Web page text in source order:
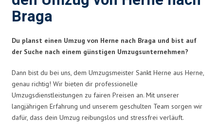
Braga
Du planst einen Umzug von Herne nach Braga und bist auf
der Suche nach einem günstigen Umzugsunternehmen?
Dann bist du bei uns, dem Umzugsmeister Sankt Herne aus Herne,
genau richtig! Wir bieten dir professionelle
Umzugsdienstleistungen zu fairen Preisen an. Mit unserer
langjährigen Erfahrung und unserem geschulten Team sorgen wir
dafür, dass dein Umzug reibungslos und stressfrei verläuft.